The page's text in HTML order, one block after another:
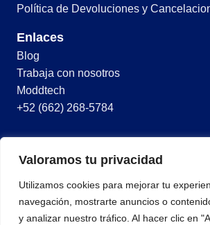
Valoramos tu privacidad
Utilizamos cookies para mejorar tu
navegación, mostrarte anuncios o
y analizar nuestro tráfico. Al hacer clic en
Política de Devoluciones y
Enlaces
Blog
Trabaja con nosotros
Moddtech
+52 (662) 268-5784
© 2026 Todos los derechos reservados
Política de privacidad